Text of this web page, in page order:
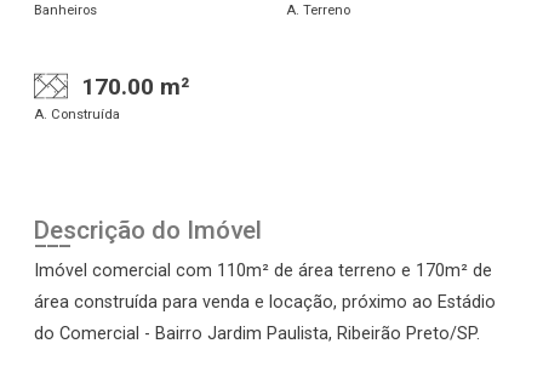
Banheiros A. Terreno
170.00 m²
A. Construída
Descrição do Imóvel
Imóvel comercial com 110m² de área terreno e 170m² de
área construída para venda e locação, próximo ao Estádio
do Comercial - Bairro Jardim Paulista, Ribeirão Preto/SP.